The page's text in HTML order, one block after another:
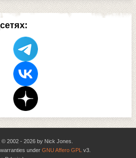
2002 - 2026 by Nick Jones.
under GNU Affero GPL v3.